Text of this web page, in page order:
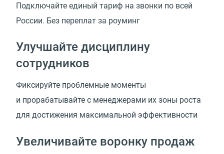
Подключайте единый тариф на звонки по всей
России. Без переплат за роуминг
Улучшайте дисциплину
сотрудников
Фиксируйте проблемные моменты
и прорабатывайте с менеджерами их зоны роста
для достижения максимальной эффективности
Увеличивайте воронку продаж